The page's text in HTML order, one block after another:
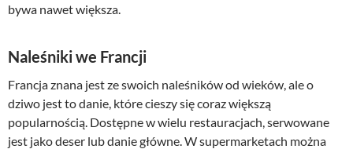
bywa nawet większa.
Naleśniki we Francji
Francja znana jest ze swoich naleśników od wieków, ale o
dziwo jest to danie, które cieszy się coraz większą
popularnością. Dostępne w wielu restauracjach, serwowane
jest jako deser lub danie główne. W supermarketach można